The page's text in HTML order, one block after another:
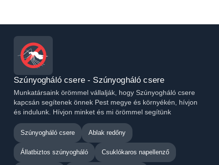
Szúnyogháló csere - Szúnyogháló csere
Munkatársaink örömmel vállalják, hogy Szúnyogháló csere
kapcsán segítenek önnek Pest megye és környékén, hívjon
és indulunk. Hívjon minket és mi örömmel segítünk
Szúnyogháló csere Ablak redőny
Állatbiztos szúnyogháló Csuklókaros napellenző